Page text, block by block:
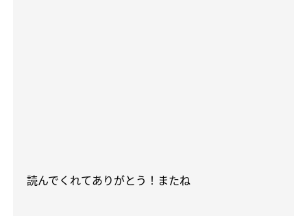
読んでくれてありがとう！またね